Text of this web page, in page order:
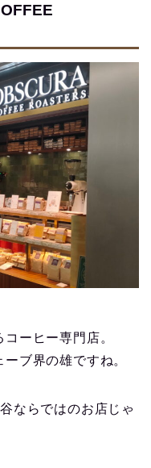
ーヒー専門店。
ブ界の雄ですね。
ならではのお店じゃ